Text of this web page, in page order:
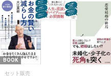
BOOK
セット販売